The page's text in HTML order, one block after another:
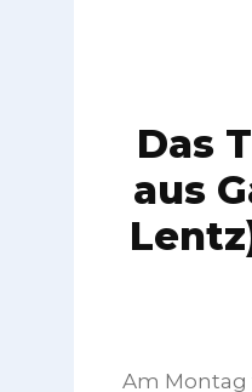
Das
aus
Am